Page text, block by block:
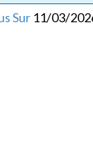
Sur 11/03/